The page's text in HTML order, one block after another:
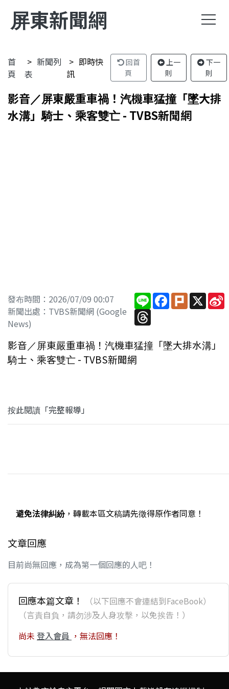
屏東新聞網
首
頁
新聞列
表
即時快
訊
回首
頁
上一
則
下一
則
影音／屏東嚴重車禍！汽機車猛撞「墜大排
水溝」騎士、乘客雙亡 - TVBS新聞網
發布時間：2026/07/09 00:07
新聞出處：TVBS新聞網 (Google
News)
LineFacebook
PlurkX
Threads
影音／屏東嚴重車禍！汽機車猛撞「墜大排水溝」
騎士、乘客雙亡 - TVBS新聞網
按此閱讀「完整報導」
避免法律糾紛，轉載本區文稿請先徵得原作者同意！
文章回應
目前尚無回應，成為第一個回應的人吧！
回應本篇文章！
（以下回應不會連結到FaceBook）
（言責自負，請勿涉及人身攻擊，以免挨告！）
尚未 登入會員 ，無法回應！